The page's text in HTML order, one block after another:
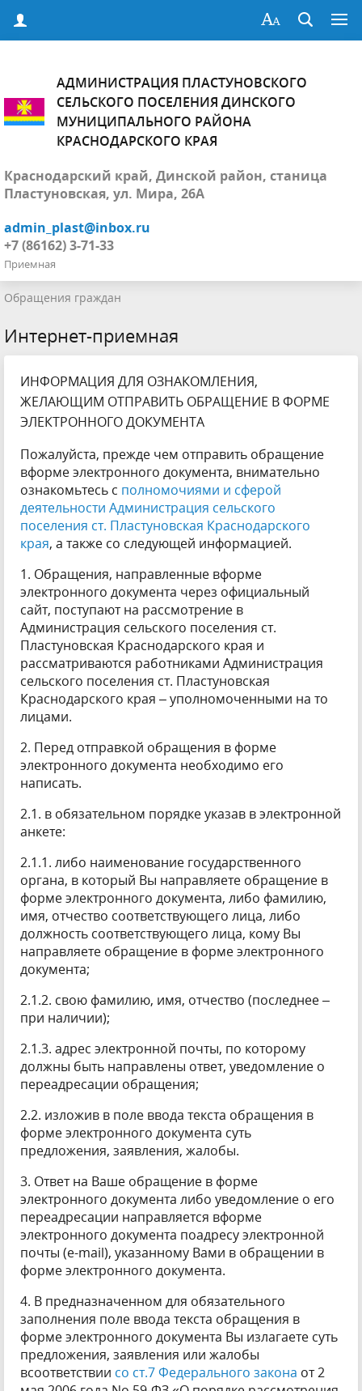
АДМИНИСТРАЦИЯ ПЛАСТУНОВСКОГО
СЕЛЬСКОГО ПОСЕЛЕНИЯ ДИНСКОГО
МУНИЦИПАЛЬНОГО РАЙОНА
КРАСНОДАРСКОГО КРАЯ
Краснодарский край, Динской район, станица
Пластуновская, ул. Мира, 26А
admin_plast@inbox.ru
+7 (86162) 3-71-33
Приемная
Обращения граждан
Интернет-приемная
ИНФОРМАЦИЯ ДЛЯ ОЗНАКОМЛЕНИЯ,
ЖЕЛАЮЩИМ ОТПРАВИТЬ ОБРАЩЕНИЕ В ФОРМЕ
ЭЛЕКТРОННОГО ДОКУМЕНТА
Пожалуйста, прежде чем отправить обращение
вформе электронного документа, внимательно
ознакомьтесь с полномочиями и сферой
деятельности Администрация сельского
поселения ст. Пластуновская Краснодарского
края, а также со следующей информацией.
1. Обращения, направленные вформе
электронного документа через официальный
сайт, поступают на рассмотрение в
Администрация сельского поселения ст.
Пластуновская Краснодарского края и
рассматриваются работниками Администрация
сельского поселения ст. Пластуновская
Краснодарского края – уполномоченными на то
лицами.
2. Перед отправкой обращения в форме
электронного документа необходимо его
написать.
2.1. в обязательном порядке указав в электронной
анкете:
2.1.1. либо наименование государственного
органа, в который Вы направляете обращение в
форме электронного документа, либо фамилию,
имя, отчество соответствующего лица, либо
должность соответствующего лица, кому Вы
направляете обращение в форме электронного
документа;
2.1.2. свою фамилию, имя, отчество (последнее –
при наличии);
2.1.3. адрес электронной почты, по которому
должны быть направлены ответ, уведомление о
переадресации обращения;
2.2. изложив в поле ввода текста обращения в
форме электронного документа суть
предложения, заявления, жалобы.
3. Ответ на Ваше обращение в форме
электронного документа либо уведомление о его
переадресации направляется вформе
электронного документа поадресу электронной
почты (e-mail), указанному Вами в обращении в
форме электронного документа.
4. В предназначенном для обязательного
заполнения поле ввода текста обращения в
форме электронного документа Вы излагаете суть
предложения, заявления или жалобы
всоответствии со ст.7 Федерального закона от 2